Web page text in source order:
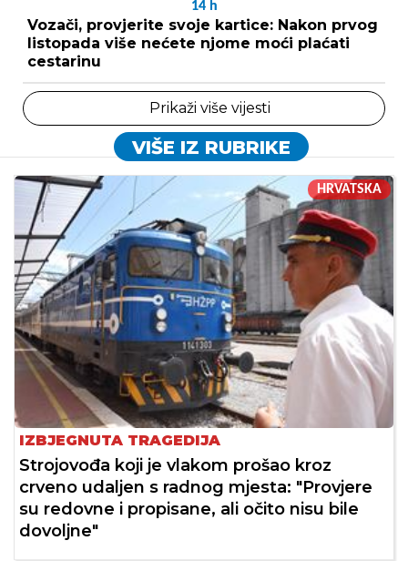
14 h
Vozači, provjerite svoje kartice: Nakon prvog
listopada više nećete njome moći plaćati
cestarinu
Prikaži više vijesti
VIŠE IZ RUBRIKE
HRVATSKA
IZBJEGNUTA TRAGEDIJA
Strojovođa koji je vlakom prošao kroz
crveno udaljen s radnog mjesta: "Provjere
su redovne i propisane, ali očito nisu bile
dovoljne"